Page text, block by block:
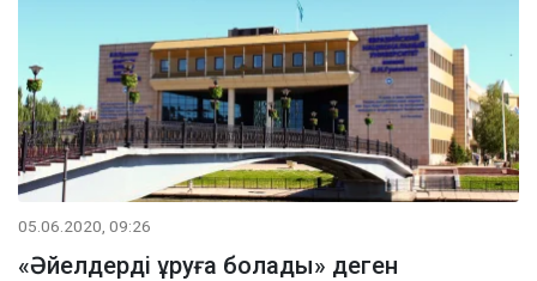
05.06.2020, 09:26
«Әйелдерді ұруға болады» деген